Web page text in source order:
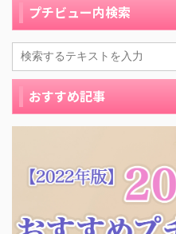
プチビュー内検索
おすすめ記事